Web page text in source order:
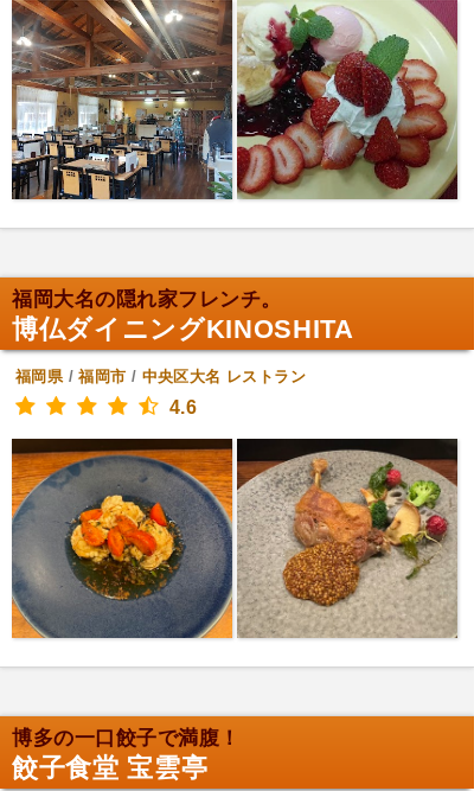
福岡大名の隠れ家フレンチ。
博仏ダイニングKINOSHITA
福岡県/福岡市 / 中央区大名 レストラン
4.6
博多の一口餃子で満腹！
餃子食堂 宝雲亭